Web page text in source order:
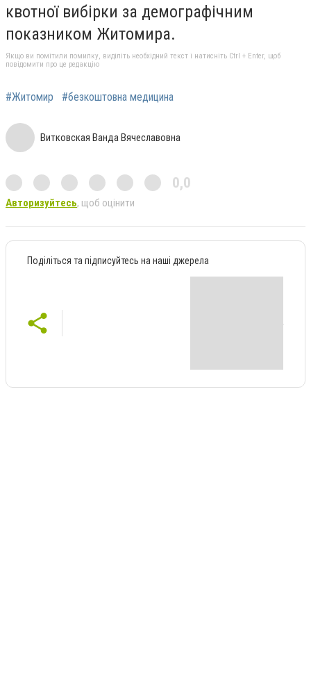
квотної вибірки за демографічним
показником Житомира.
Якщо ви помітили помилку, виділіть необхідний текст і натисніть Ctrl + Enter, щоб
повідомити про це редакцію
#Житомир #безкоштовна медицина
Витковская Ванда Вячеславовна
0,0
Авторизуйтесь, щоб оцінити
Поділіться та підписуйтесь на наші джерела